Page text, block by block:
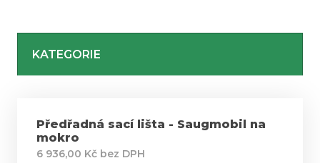
KATEGORIE
Předřadná sací lišta - Saugmobil na
mokro
6 936,00 Kč bez DPH